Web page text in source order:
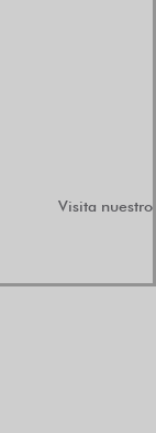
Visita nuestro